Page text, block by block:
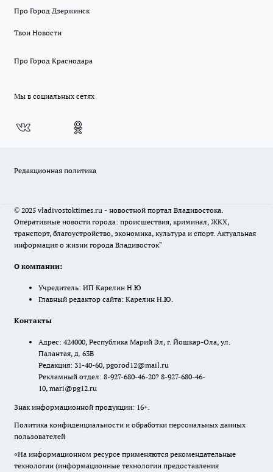
Про Город Дзержинск
Твои Новости
Про Город Краснодара
Мы в социальных сетях
Редакционная политика
© 2025 vladivostoktimes.ru - новостной портал Владивостока.
Оперативные новости города: происшествия, криминал, ЖКХ,
транспорт, благоустройство, экономика, культура и спорт. Актуальная
информация о жизни города Владивосток"
О компании:
Учредитель: ИП Карелин Н.Ю
Главный редактор сайта: Карелин Н.Ю.
Контакты
Адрес: 424000, Республика Марий Эл, г. Йошкар-Ола, ул.
Палантая, д. 63В
Редакция: 31-40-60, pgorod12@mail.ru
Рекламный отдел: 8-927-680-46-20? 8-927-680-46-
10, mari@pg12.ru
Знак информационной продукции: 16+.
Политика конфиденциальности и обработки персональных данных
пользователей
«На информационном ресурсе применяются рекомендательные
технологии (информационные технологии предоставления